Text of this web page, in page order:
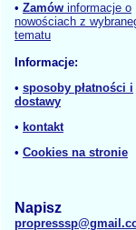
• Zamów informacje o
nowościach z
tematu
Informacje:
• sposoby płatności i
dostawy
• kontakt
• Cookies na stronie
Napisz